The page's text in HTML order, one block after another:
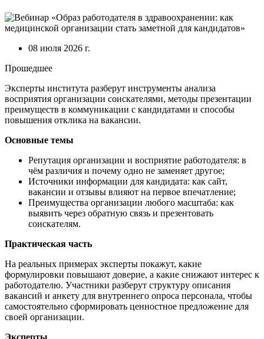
08 июля 2026 г.
Прошедшее
Эксперты института разберут инструменты анализа
восприятия организации соискателями, методы презентации
преимуществ в коммуникации с кандидатами и способы
повышения отклика на вакансии.
Основные темы
Репутация организации и восприятие работодателя: в
чём различия и почему одно не заменяет другое;
Источники информации для кандидата: как сайт,
вакансии и отзывы влияют на первое впечатление;
Преимущества организации любого масштаба: как
выявить через обратную связь и презентовать
соискателям.
Практическая часть
На реальных примерах эксперты покажут, какие
формулировки повышают доверие, а какие снижают интерес к
работодателю. Участники разберут структуру описания
вакансий и анкету для внутреннего опроса персонала, чтобы
самостоятельно сформировать ценностное предложение для
своей организации.
Эксперты